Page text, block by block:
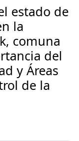
estado de
la
comuna
del
y Áreas
de la